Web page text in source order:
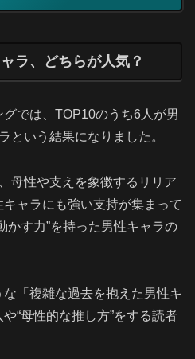
ラ、どちらが人気？
では、TOP10のうち6人が男
という結果になりました。
母性や支えを象徴するリリア
ャラにも強い支持が集まって
かす力”を持った男性キャラの
「複雑な過去を抱えた男性キ
“母性的な推し方”をする読者